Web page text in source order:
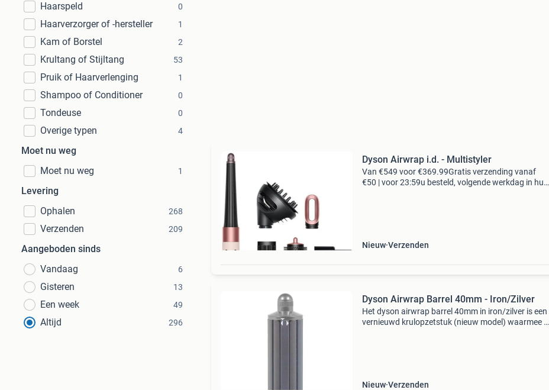
Haarspeld 0
Haarverzorger of -hersteller 1
Kam of Borstel 2
Krultang of Stijltang 53
Pruik of Haarverlenging 1
Shampoo of Conditioner 0
Tondeuse 0
Overige typen 4
Moet nu weg
Moet nu weg
1
Levering
Ophalen
268
Verzenden 209
Aangeboden sinds
Vandaag
6
Gisteren 13
Een week 49
Altijd 296
Dyson Airwrap i.d. - Multistyler
Van €549 voor €369.99Gratis verzending vanaf
€50 | voor 23:59u besteld, volgende werkdag in huis
Nieuw Verzenden
Dyson Airwrap Barrel 40mm - Iron/Zilver
Het dyson airwrap barrel 40mm in iron/zilver is een
vernieuwd krulopzetstuk (nieuw model) waarmee je
Nieuw Verzenden